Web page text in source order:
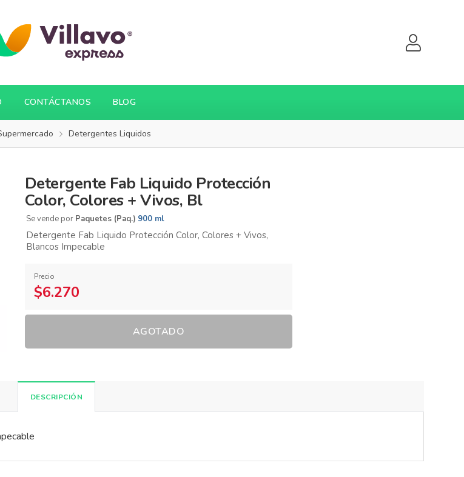
CONTÁCTANOS BLOG
Detergentes Liquidos
Detergente Fab Liquido Protección
Color, Colores + Vivos, Bl
Se vende por Paquetes (Paq.) 900 ml
Detergente Fab Liquido Protección Color, Colores + Vivos,
Blancos Impecable
Precio
$6.270
AGOTADO
DESCRIPCIÓN